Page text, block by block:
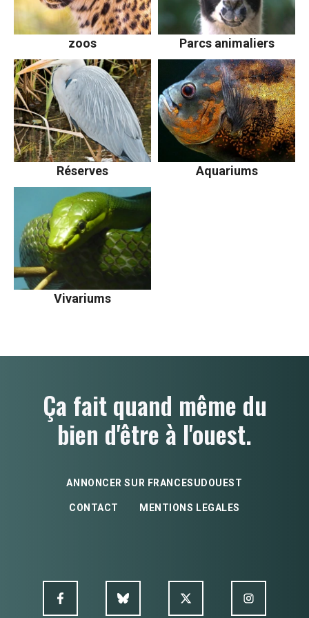
zoos Parcs animaliers
Réserves Aquariums
Vivariums
Ça fait quand même du
bien d'être à l'ouest.
ANNONCER SUR FRANCESUDOUEST
CONTACT MENTIONS LEGALES